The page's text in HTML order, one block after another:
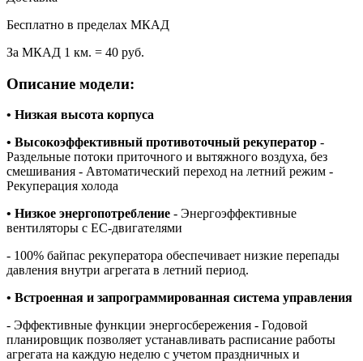
Бесплатно в пределах МКАД
За МКАД 1 км. = 40 руб.
Описание модели:
• Низкая высота корпуса
• Высокоэффективный противоточный рекуператор -
Раздельные потоки приточного и вытяжного воздуха, без
смешивания - Автоматический переход на летний режим -
Рекуперация холода
• Низкое энергопотребление - Энергоэффективные
вентиляторы с EC-двигателями
- 100% байпас рекуператора обеспечивает низкие перепады
давления внутри агрегата в летний период.
• Встроенная и запрограммированная система управления
- Эффективные функции энергосбережения - Годовой
планировщик позволяет устанавливать расписание работы
агрегата на каждую неделю с учетом праздничных и